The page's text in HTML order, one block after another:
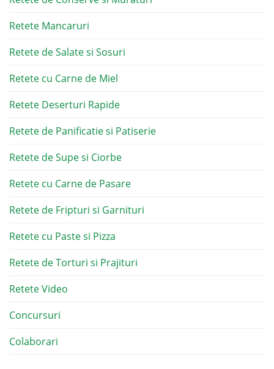
Retete Mancaruri
Retete de Salate si Sosuri
Retete cu Carne de Miel
Retete Deserturi Rapide
Retete de Panificatie si Patiserie
Retete de Supe si Ciorbe
Retete cu Carne de Pasare
Retete de Fripturi si Garnituri
Retete cu Paste si Pizza
Retete de Torturi si Prajituri
Retete Video
Concursuri
Colaborari